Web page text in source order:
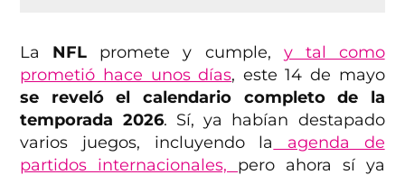
La NFL promete y cumple, y tal como
prometió hace unos días, este 14 de mayo
se reveló el calendario completo de la
temporada 2026. Sí, ya habían destapado
varios juegos, incluyendo la
agenda de
partidos internacionales, pero ahora sí ya